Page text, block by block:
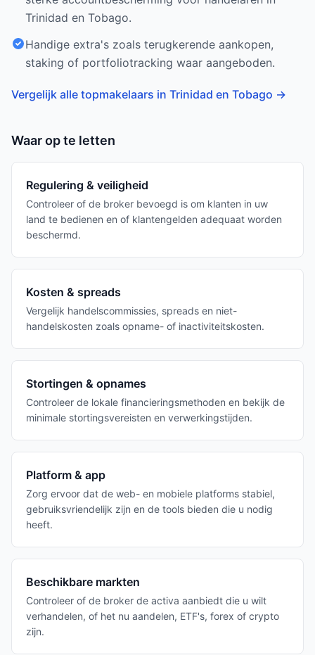
Trinidad en Tobago.
Handige extra's zoals terugkerende aankopen,
staking of portfoliotracking waar aangeboden.
Vergelijk alle topmakelaars in Trinidad en Tobago →
Waar op te letten
Regulering & veiligheid
Controleer of de broker bevoegd is om klanten in uw
land te bedienen en of klantengelden adequaat worden
beschermd.
Kosten & spreads
Vergelijk handelscommissies, spreads en niet-
handelskosten zoals opname- of inactiviteitskosten.
Stortingen & opnames
Controleer de lokale financieringsmethoden en bekijk de
minimale stortingsvereisten en verwerkingstijden.
Platform & app
Zorg ervoor dat de web- en mobiele platforms stabiel,
gebruiksvriendelijk zijn en de tools bieden die u nodig
heeft.
Beschikbare markten
Controleer of de broker de activa aanbiedt die u wilt
verhandelen, of het nu aandelen, ETF's, forex of crypto
zijn.